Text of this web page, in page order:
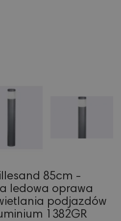
85cm -
ledowa oprawa
podjazdów
1382GR